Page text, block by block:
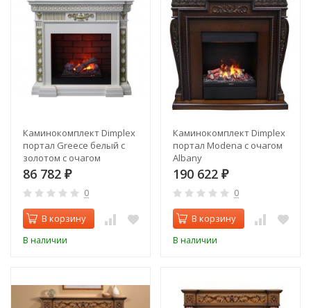
Каминокомплект Dimplex
портал Greece белый с
золотом с очагом
Cassette 400
86 782 ₽
0
В корзину
В наличии
Каминокомплект Dimplex
портал Modena с очагом
Albany
190 622 ₽
0
В корзину
В наличии